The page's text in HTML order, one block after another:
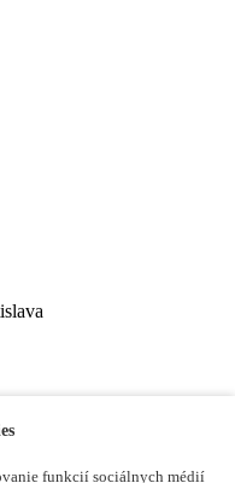
funkcií sociálnych médií